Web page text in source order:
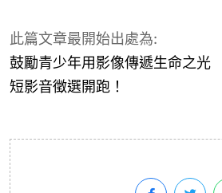
此篇文章最開始出處為:
鼓勵青少年用影像傳遞生命之
短影音徵選開跑！